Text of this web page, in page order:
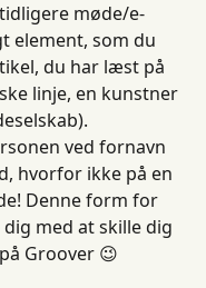
møde/e-
element, som du
du har læst på
linje, en kunstner
ved fornavn
hvorfor ikke på en
Denne form for
med at skille dig
Groover 😉